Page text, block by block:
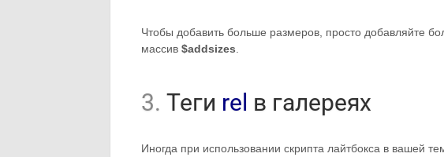
Чтобы добавить больше размеров, просто добавляйте
массив $addsizes.
3. Теги rel в галереях
Иногда при использовании скрипта лайтбокса в вашей